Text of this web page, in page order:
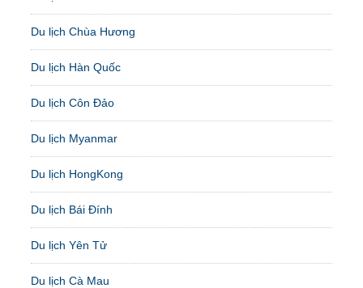
Du lịch Chùa Hương
Du lịch Hàn Quốc
Du lịch Côn Đảo
Du lịch Myanmar
Du lịch HongKong
Du lịch Bái Đính
Du lịch Yên Tử
Du lịch Cà Mau